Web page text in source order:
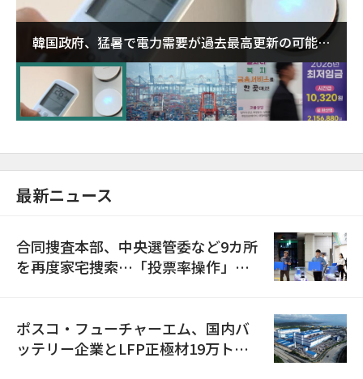
韓国政府、猛暑で電力需要が過去最高更新の可能性
に需給対応体制を点検
最新ニュース
合同捜査本部、中央選管委など9カ所
を再度家宅捜索…「投票率操作」の
ポスコ・フューチャーエム、国内バ
ッテリー企業とLFP正極材19万トン